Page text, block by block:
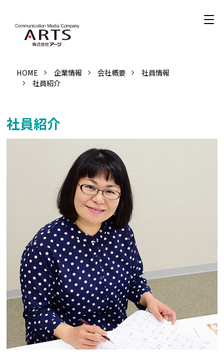
HOME 企業情報 会社概要
社員情報
社員紹介
社員紹介